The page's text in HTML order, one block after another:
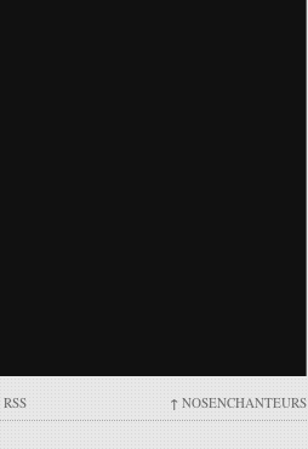
RSS ↑ NOSENCHANTEURS